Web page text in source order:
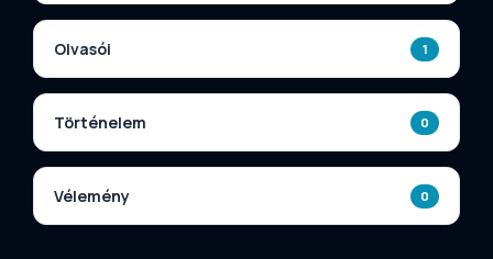
Olvasói 1
Történelem 0
Vélemény 0